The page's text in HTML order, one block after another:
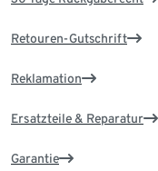
Retouren-Gutschrift
Reklamation
Ersatzteile & Reparatur
Garantie